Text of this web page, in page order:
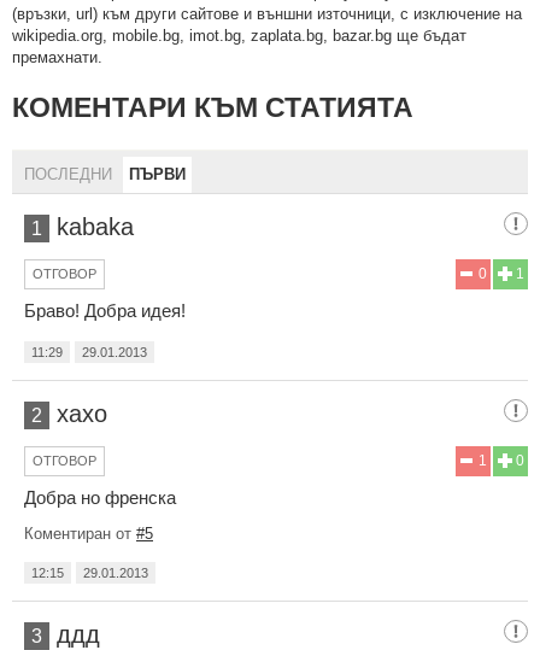
(връзки, url) към други сайтове и външни източници, с изключение на
wikipedia.org, mobile.bg, imot.bg, zaplata.bg, bazar.bg ще бъдат
премахнати.
КОМЕНТАРИ КЪМ СТАТИЯТА
ПОСЛЕДНИ ПЪРВИ
1 kabaka
1
0
ОТГОВОР
Браво! Добра идея!
11:29 29.01.2013
2 хахо
0
1
ОТГОВОР
Добра но френска
Коментиран от #5
12:15 29.01.2013
3 ддд